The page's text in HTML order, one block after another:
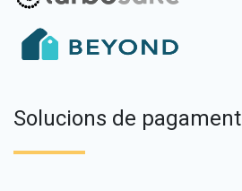
Solucions de pagament